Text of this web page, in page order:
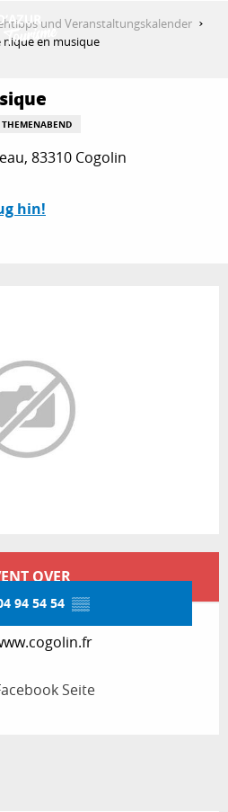
und Veranstaltungskalender
nique en musique
THEMENABEND
83310 Cogolin
hin!
OVER
94 54 54 ▒▒
Seite